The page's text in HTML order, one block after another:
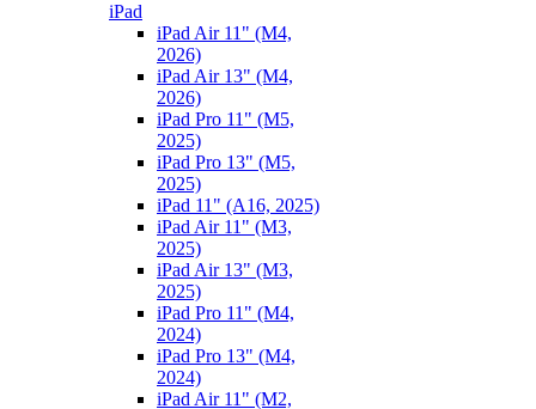
iPad
iPad Air 11" (M4,
2026)
iPad Air 13" (M4,
2026)
iPad Pro 11" (M5,
2025)
iPad Pro 13" (M5,
2025)
iPad 11" (A16, 2025)
iPad Air 11" (M3,
2025)
iPad Air 13" (M3,
2025)
iPad Pro 11" (M4,
2024)
iPad Pro 13" (M4,
2024)
iPad Air 11" (M2,